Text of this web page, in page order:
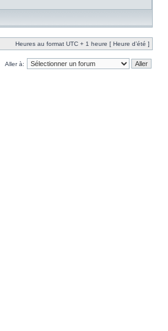
Heures au format UTC + 1 heure [ Heure d’été ]
Aller à: